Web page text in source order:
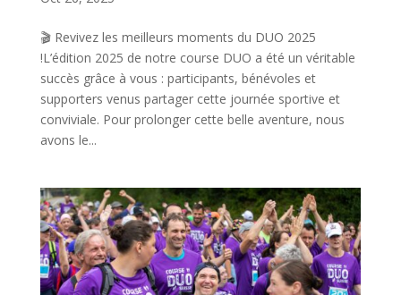
🎬 Revivez les meilleurs moments du DUO 2025
!L’édition 2025 de notre course DUO a été un véritable
succès grâce à vous : participants, bénévoles et
supporters venus partager cette journée sportive et
conviviale. Pour prolonger cette belle aventure, nous
avons le...